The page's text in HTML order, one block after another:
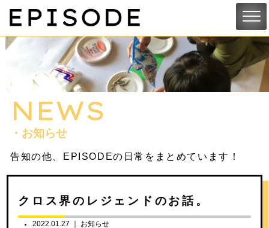
NEWS
・お知らせ
告知の他、EPISODEの日常をまとめています！
クロス界のレジェンドのお話。
2022.01.27 ｜ お知らせ